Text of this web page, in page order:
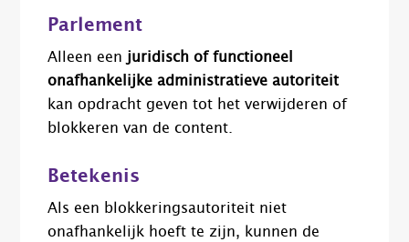
Parlement
Alleen een juridisch of functioneel
onafhankelijke administratieve autoriteit
kan opdracht geven tot het verwijderen of
blokkeren van de content.
Betekenis
Als een blokkeringsautoriteit niet
onafhankelijk hoeft te zijn, kunnen de